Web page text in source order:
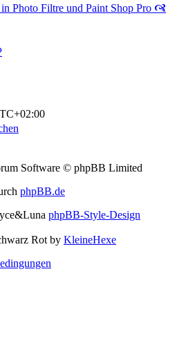
Photo Filtre und Paint Shop Pro 🙧
Software © phpBB Limited
phpBB.de
phpBB-Style-Design
Rot by KleineHexe